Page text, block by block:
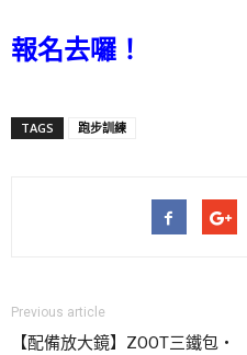
報名去囉！
TAGS 跑步訓練
Previous article
【配備放大鏡】ZOOT三鐵包・